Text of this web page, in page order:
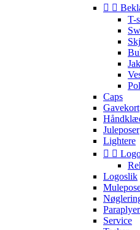
 
T-
Caps
Gavekort
Juleposer
Lightere
 
Logoslik
Paraplyer
Service